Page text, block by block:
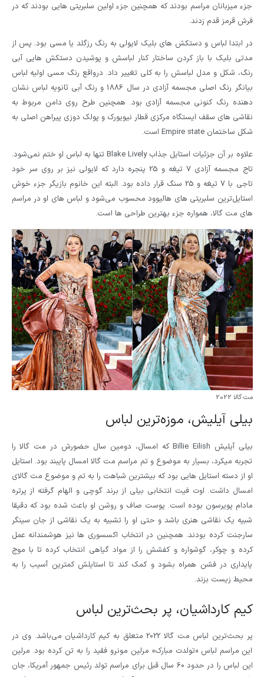
جزء میزبانان مراسم بودند که همچنین جزء اولین سلبریتی هایی بودند که در
فرش قرمز قدم زدند.
در ابتدا لباس و دستکش های بلیک لایولی به رنگ رزگلد یا مسی بود. پس از
مدتی بلیک با باز کردن ساختار کنار لباسش و پوشیدن دستکش هایی آبی
رنگ، شکل و مدل لباسش را به کلی تغییر داد. درواقع رنگ مسی اولیه لباس
بیانگر رنگ اصلی مجسمه آزادی در سال 1886 و رنگ آبی ثانویه لباس نشان
دهنده رنگ کنونی مجسمه آزادی بود. همچنین طرح روی دامن مربوط به
نقاشی های سقف ایستگاه مرکزی قطار نیویورک و پولک دوزی پیراهن اصلی به
شکل ساختمان Empire state است.
علاوه بر آن جزئیات استایل جذاب Blake Lively تنها به لباس او ختم نمی‌شود.
تاج مجسمه آزادی 7 تیغه و 25 پنجره دارد که لایولی نیز بر روی سر خود
تاجی با 7 تیغه و 25 سنگ قرار داده بود. البته این خانوم بازیگر جزء خوش
استایل‌ترین سلبریتی های هالیوود محسوب می‌شود و لباس های او در مراسم
های مت گالا، همواره جزء بهترین طراحی ها است.
مت گالا 2022
بیلی آیلیش، موزه‌ترین لباس
بیلی آیلیش Billie Eilish که امسال، دومین سال حضورش در مت گالا را
تجربه میکرد، بسیار به موضوع و تم مراسم مت گالا امسال پایبند بود. استایل
او از دسته استایل هایی بود که بیشترین شباهت را به تم و موضوع مت گالای
امسال داشت. اوت فیت انتخابی بیلی از برند گوچی و الهام گرفته از پرتره
مادام پویرسون بوده است. پوست صاف و روشن او باعث شده بود که دقیقا
شبیه یک نقاشی هنری باشد و حتی او را تشبیه به یک نقاشی از جان سینگر
سارجنت کرده بودند. همچنین در انتخاب اکسسوری ها نیز هوشمندانه عمل
کرده و چوکر، گوشواره و کفشش را از مواد گیاهی انتخاب کرده تا با موج
پایداری در فشن همراه بشود و کمک کند تا استایلش کمترین آسیب را به
محیط زیست بزند.
کیم کارداشیان، پر بحث‌ترین لباس
پر بحث‌ترین لباس مت گالا 2022 متعلق به کیم کارداشیان می‌باشد. وی در
این مراسم لباس «تولدت مبارک» مرلین مونرو فقید را به تن کرده بود. مرلین
این لباس را در حدود 60 سال قبل برای مراسم تولد رئیس جمهور آمریکا، جان